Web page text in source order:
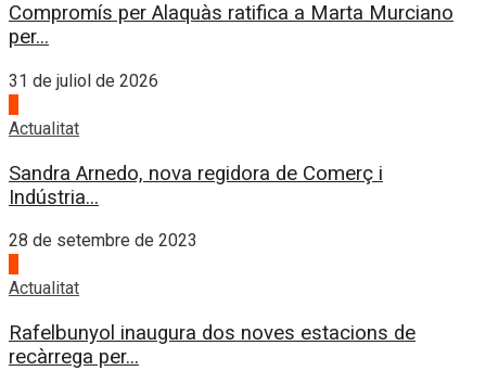
Compromís per Alaquàs ratifica a Marta Murciano
per...
31 de juliol de 2026
Actualitat
Sandra Arnedo, nova regidora de Comerç i
Indústria...
28 de setembre de 2023
Actualitat
Rafelbunyol inaugura dos noves estacions de
recàrrega per...